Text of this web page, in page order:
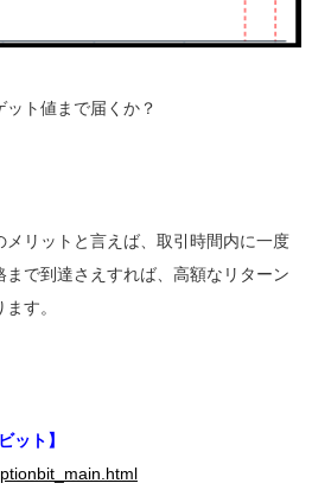
ト値まで届くか？
メリットと言えば、取引時間内に一度
で到達さえすれば、高額なリターン
す。
ット】